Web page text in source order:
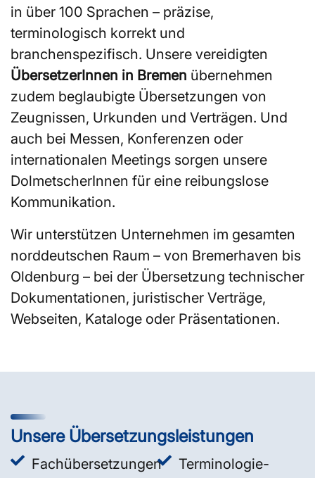
in über 100 Sprachen – präzise,
terminologisch korrekt und
branchenspezifisch. Unsere vereidigten
ÜbersetzerInnen in Bremen übernehmen
zudem beglaubigte Übersetzungen von
Zeugnissen, Urkunden und Verträgen. Und
auch bei Messen, Konferenzen oder
internationalen Meetings sorgen unsere
DolmetscherInnen für eine reibungslose
Kommunikation.
Wir unterstützen Unternehmen im gesamten
norddeutschen Raum – von Bremerhaven bis
Oldenburg – bei der Übersetzung technischer
Dokumentationen, juristischer Verträge,
Webseiten, Kataloge oder Präsentationen.
Unsere Übersetzungsleistungen
Fachübersetzungen
Terminologie-